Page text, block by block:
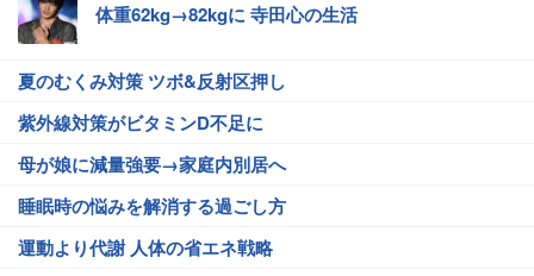
体重62kg→82kgに 寺田心の生活
夏のむくみ対策 ツボ&反射区押し
紫外線対策がビタミンD不足に
母が娘に減量強要→家庭内別居へ
睡眠時の悩みを解消する過ごし方
運動より代謝 人体の省エネ戦略